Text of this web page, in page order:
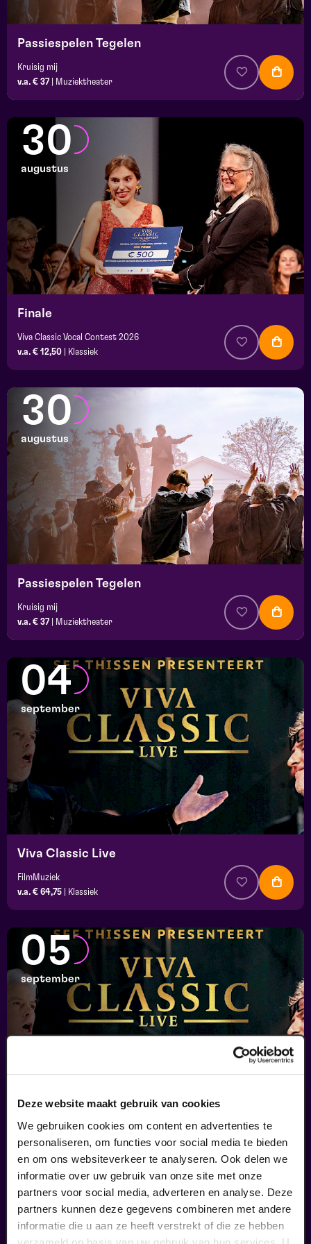
Deze website maakt gebruik van cookies
We gebruiken cookies om content en advertenties te
personaliseren, om functies voor social media te bieden
en om ons websiteverkeer te analyseren. Ook delen we
informatie over uw gebruik van onze site met onze
partners voor social media, adverteren en analyse. Deze
partners kunnen deze gegevens combineren met andere
informatie die u aan ze heeft verstrekt of die ze hebben
Passiespelen Tegelen
Kruisig mij
v.a. € 37
Muziektheater
30
augustus
Finale
Viva Classic Vocal Contest 2026
v.a. € 12,50
Klassiek
30
augustus
Passiespelen Tegelen
Kruisig mij
v.a. € 37
Muziektheater
04
september
Viva Classic Live
FilmMuziek
v.a. € 64,75
Klassiek
05
september
Viva Classic Live
FilmMuziek
v.a. € 64,75| Klassiek
07